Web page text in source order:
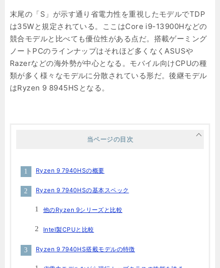
末尾の「S」が示す通り省電力性を重視したモデルでTDP
は35Wと規定されている。ここはCore i9-13900Hなどの
競合モデルと比べても優位性がある点だ。搭載ゲーミング
ノートPCのラインナップはそれほど多くなくASUSや
Razerなどの海外勢が中心となる。モバイル向けCPUの種
類が多く様々なモデルに分散されている形だ。後継モデル
はRyzen 9 8945HSとなる。
当ページの目次
Ryzen 9 7940HSの概要
Ryzen 9 7940HSの基本スペック
他のRyzen 9シリーズと比較
Intel製CPUと比較
Ryzen 9 7940HS搭載モデルの特徴